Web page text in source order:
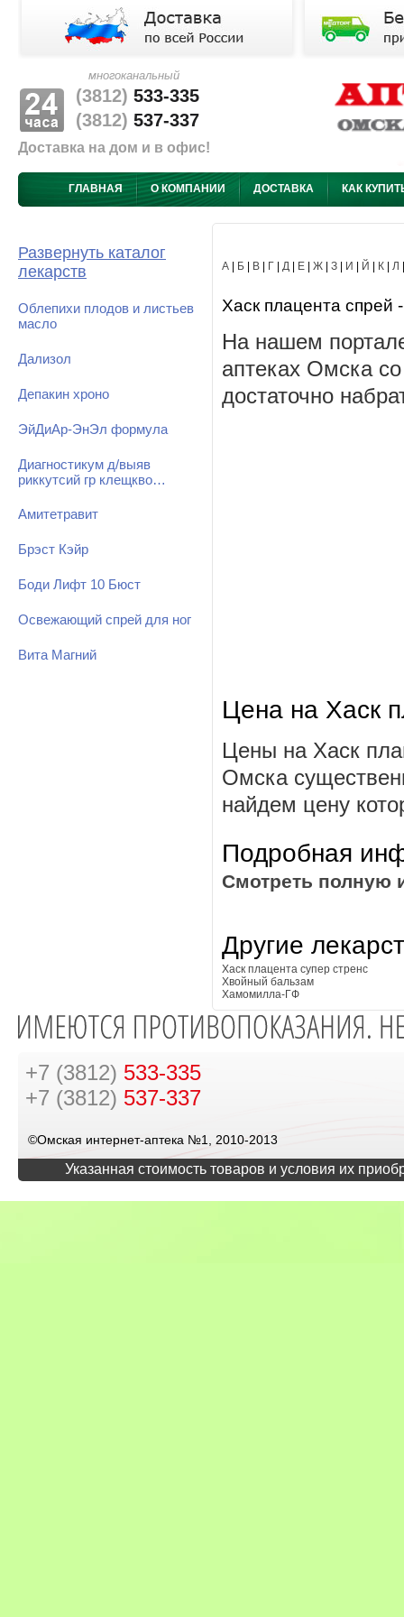
многоканальный
(3812) 533-335
(3812) 537-337
Доставка на дом и в офис!
ГЛАВНАЯ О КОМПАНИИ ДОСТАВКА КАК
Развернуть каталог
лекарств
Облепихи плодов и листьев
масло
Дализол
Депакин хроно
ЭйДиАр-ЭнЭл формула
Диагностикум д/выяв
риккутсий гр клещкво…
Амитетравит
Брэст Кэйр
Боди Лифт 10 Бюст
Освежающий спрей для ног
Вита Магний
А Б В Г Д Е Ж З И Й К Л
Хаск плацента спрей
На нашем
аптеках Омска
достаточно
Цена на Хаск
Цены на Хаск
Омска
найдем цену
Подробная
Смотреть полную
Другие
Хаск плацента супер стренс
Хвойный бальзам
Хамомилла-ГФ
+7 (3812) 533-335
+7 (3812) 537-337
©Омская интернет-аптека №1, 2010-2013
Указанная стоимость товаров и условия их